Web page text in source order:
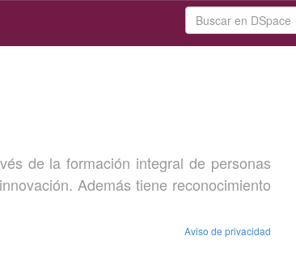
de la formación integral de personas
Además tiene reconocimiento
Aviso de privacidad